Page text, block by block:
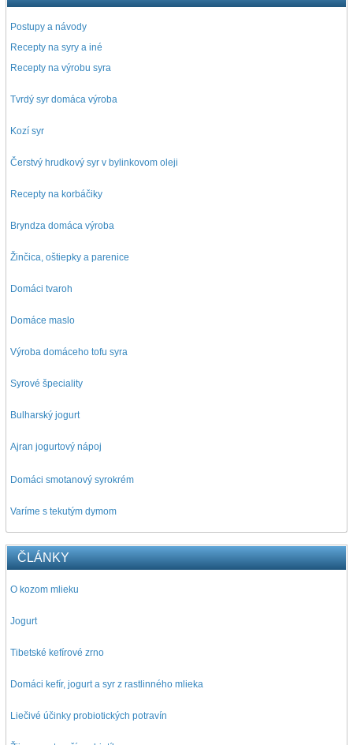
Postupy a návody
Recepty na syry a iné
Recepty na výrobu syra
Tvrdý syr domáca výroba
Kozí syr
Čerstvý hrudkový syr v bylinkovom oleji
Recepty na korbáčiky
Bryndza domáca výroba
Žinčica, oštiepky a parenice
Domáci tvaroh
Domáce maslo
Výroba domáceho tofu syra
Syrové špeciality
Bulharský jogurt
Ajran jogurtový nápoj
Domáci smotanový syrokrém
Varíme s tekutým dymom
ČLÁNKY
O kozom mlieku
Jogurt
Tibetské kefírové zrno
Domáci kefír, jogurt a syr z rastlinného mlieka
Liečivé účinky probiotických potravín